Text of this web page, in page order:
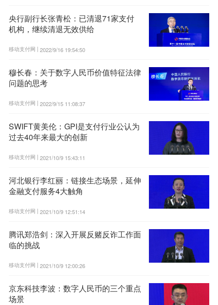
央行副行长张青松：已清退71家支付
机构，继续清退无效供给
移动支付网 | 2022/9/16 19:54:50
穆长春：关于数字人民币价值特征法律
问题的思考
移动支付网 | 2022/9/15 11:08:37
SWIFT黄美伦：GPI是支付行业公认为
过去40年来最大的创新
移动支付网 | 2021/10/9 15:43:11
河北银行李红丽：链接生态场景，延伸
金融支付服务4大触角
移动支付网 | 2021/10/9 12:51:14
腾讯郑浩剑：深入开展反赌反诈工作面
临的挑战
移动支付网 | 2021/10/9 12:00:26
京东科技李波：数字人民币的三个重点
场景